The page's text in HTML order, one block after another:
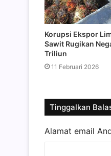
Korupsi Ekspor
Sawit Rugikan
Triliun
11 Februari 2026
Tinggalkan
Alamat email